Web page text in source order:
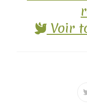
Voir